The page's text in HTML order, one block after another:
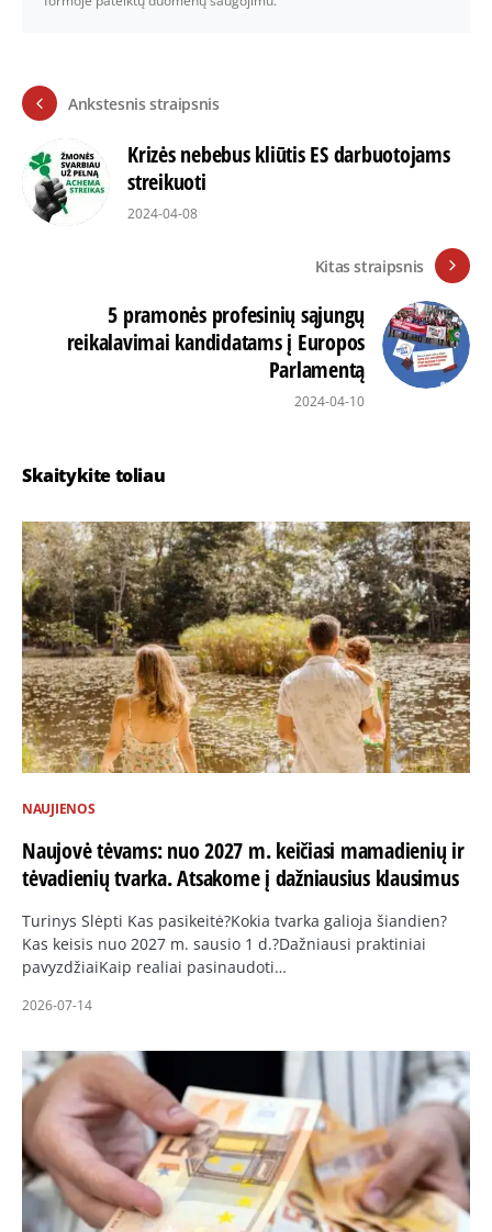
Ankstesnis straipsnis
Krizės nebebus kliūtis ES darbuotojams
streikuoti
2024-04-08
Kitas straipsnis
5 pramonės profesinių sąjungų
reikalavimai kandidatams į Europos
Parlamentą
2024-04-10
Skaitykite toliau
NAUJIENOS
Naujovė tėvams: nuo 2027 m. keičiasi mamadienių ir
tėvadienių tvarka. Atsakome į dažniausius klausimus
Turinys Slėpti Kas pasikeitė?Kokia tvarka galioja šiandien?
Kas keisis nuo 2027 m. sausio 1 d.?Dažniausi praktiniai
pavyzdžiaiKaip realiai pasinaudoti…
2026-07-14